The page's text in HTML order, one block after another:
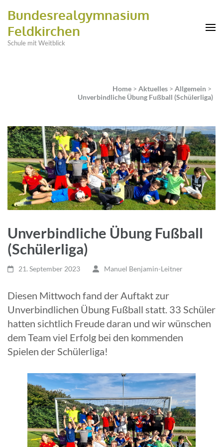
Bundesrealgymnasium
Feldkirchen
Schule mit Weitblick
Home > Aktuelles > Allgemein >
Unverbindliche Übung Fußball (Schülerliga)
Unverbindliche Übung Fußball
(Schülerliga)
21. September 2023 Manuel Benjamin-Leitner
Diesen Mittwoch fand der Auftakt zur
Unverbindlichen Übung Fußball statt. 33 Schüler
hatten sichtlich Freude daran und wir wünschen
dem Team viel Erfolg bei den kommenden
Spielen der Schülerliga!